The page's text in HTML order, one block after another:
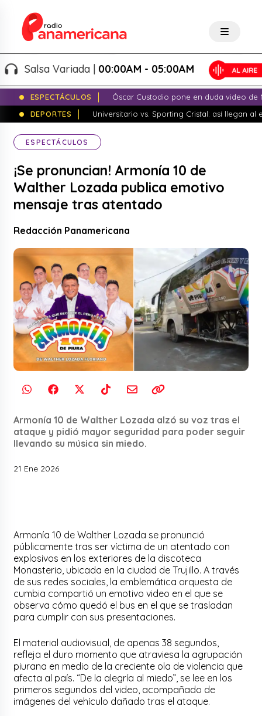
Salsa Variada |00:00AM - 05:00AM
ESPECTÁCULOS
Óscar Custodio pone en duda video de
DEPORTES
Universitario vs. Sporting Cristal: así llegan al
ESPECTÁCULOS
¡Se pronuncian! Armonía 10 de
Walther Lozada publica emotivo
mensaje tras atentado
Redacción Panamericana
Armonía 10 de Walther Lozada alzó su voz tras el
ataque y pidió mayor seguridad para poder seguir
llevando su música sin miedo.
21 Ene 2026
Armonía 10 de Walther Lozada se pronunció
públicamente tras ser víctima de un atentado con
explosivos en los exteriores de la discoteca
Monasterio, ubicada en la ciudad de Trujillo. A través
de sus redes sociales, la emblemática orquesta de
cumbia compartió un emotivo video en el que se
observa cómo quedó el bus en el que se trasladan
para cumplir con sus presentaciones.
El material audiovisual, de apenas 38 segundos,
refleja el duro momento que atraviesa la agrupación
piurana en medio de la creciente ola de violencia que
afecta al país. “De la alegría al miedo”, se lee en los
primeros segundos del video, acompañado de
imágenes del vehículo dañado tras el ataque.